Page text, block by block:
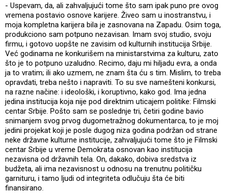
- Uspevam, da, ali zahvaljujući tome što sam ipak puno pre ovog
vremena postavio osnove karijere. Živeo sam u inostranstvu, i
moja kompletna karijera bila je zasnovana na Zapadu. Osim toga,
produkciono sam potpuno nezavisan. Imam svoj studio, svoju
firmu, i gotovo uopšte ne zavisim od kulturnih institucija Srbije.
Već godinama ne konkurišem na ministarstvima za kulturu, zato
što je to potpuno uzaludno. Recimo, daju mi hiljadu evra, a onda
ja to vratim; ili ako uzmem, ne znam šta ću s tim. Mislim, to treba
opravdati, treba nešto i napraviti. To su sve namešteni konkursi,
na razne načine: i ideološki, i koruptivno, kako god. Ima jedna
jedina institucija koja nije pod direktnim uticajem politike: Filmski
centar Srbije. Pošto sam se poslednje tri, četiri godine bavio
snimanjem svog prvog dugometražnog dokumentarca, to je moj
jedini projekat koji je posle dugog niza godina podržan od strane
neke državne kulturne institucije, zahvaljujući tome što je Filmski
centar Srbije u vreme Demokrata osnovan kao institucija
nezavisna od državnih tela. On, dakako, dobiva sredstva iz
budžeta, ali ima nezavisnost u odnosu na trenutnu političku
garnituru, i tamo ljudi od integriteta odlučuju šta će biti
finansirano.